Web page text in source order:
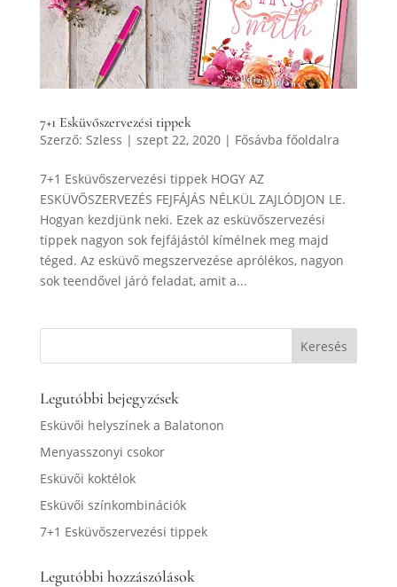
7+1 Esküvőszervezési tippek
Szerző: Szless | szept 22, 2020| Fősávba főoldalra
7+1 Esküvőszervezési tippek HOGY AZ
ESKÜVŐSZERVEZÉS FEJFÁJÁS NÉLKÜL ZAJLÓDJON LE.
Hogyan kezdjünk neki. Ezek az esküvőszervezési
tippek nagyon sok fejfájástól kímélnek meg majd
téged. Az esküvő megszervezése aprólékos, nagyon
sok teendővel járó feladat, amit a...
Legutóbbi bejegyzések
Esküvői helyszínek a Balatonon
Menyasszonyi csokor
Esküvői koktélok
Esküvői színkombinációk
7+1 Esküvőszervezési tippek
Legutóbbi hozzászólások